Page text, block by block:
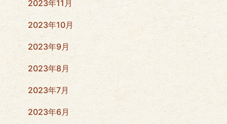
2023年11月
2023年10月
2023年9月
2023年8月
2023年7月
2023年6月